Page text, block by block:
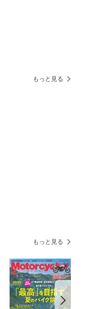
もっと見る
もっと見る